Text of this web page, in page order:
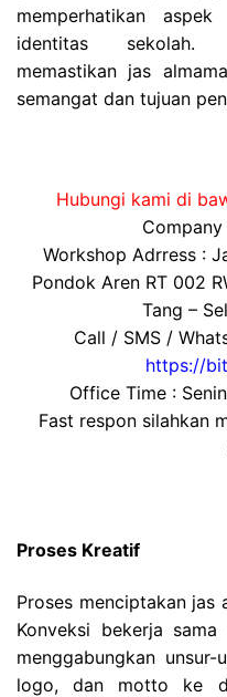
memperhatikan
identitas sekolah.
memastikan jas
semangat dan tujuan
Hubungi kami di
Company
Workshop Adrress :
Pondok Aren RT 002
Tang –
Call / SMS /
https://
Office Time :
Fast respon silahkan
Proses Kreatif
Proses menciptakan jas
Konveksi bekerja
menggabungkan
logo, dan motto ke